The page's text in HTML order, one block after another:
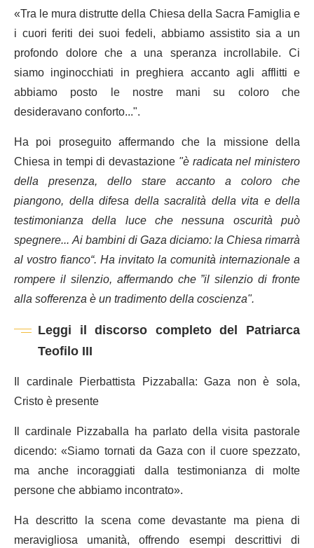
«Tra le mura distrutte della Chiesa della Sacra Famiglia e
i cuori feriti dei suoi fedeli, abbiamo assistito sia a un
profondo dolore che a una speranza incrollabile. Ci
siamo inginocchiati in preghiera accanto agli afflitti e
abbiamo posto le nostre mani su coloro che
desideravano conforto...".
Ha poi proseguito affermando che la missione della
Chiesa in tempi di devastazione"è radicata nel ministero
della presenza, dello stare accanto a coloro che
piangono, della difesa della sacralità della vita e della
testimonianza della luce che nessuna oscurità può
spegnere... Ai bambini di Gaza diciamo: la Chiesa rimarrà
al vostro fianco“. Ha invitato la comunità internazionale a
rompere il silenzio, affermando che ”il silenzio di fronte
alla sofferenza è un tradimento della coscienza".
Leggi il discorso completo del Patriarca
Teofilo III
Il cardinale Pierbattista Pizzaballa: Gaza non è sola,
Cristo è presente
Il cardinale Pizzaballa ha parlato della visita pastorale
dicendo: «Siamo tornati da Gaza con il cuore spezzato,
ma anche incoraggiati dalla testimonianza di molte
persone che abbiamo incontrato».
Ha descritto la scena come devastante ma piena di
meravigliosa umanità, offrendo esempi descrittivi di